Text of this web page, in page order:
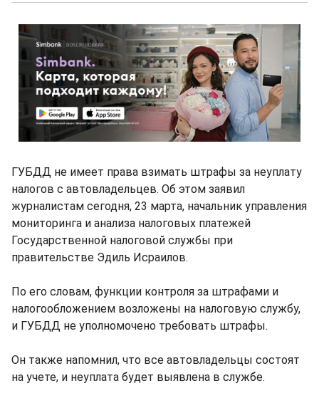
ГУБДД не имеет права взимать штрафы за неуплату
налогов с автовладельцев. Об этом заявил
журналистам сегодня, 23 марта, начальник управления
мониторинга и анализа налоговых платежей
Государственной налоговой службы при
правительстве Эдиль Исраилов.
По его словам, функции контроля за штрафами и
налогообложением возложены на налоговую службу,
и ГУБДД не уполномочено требовать штрафы.
Он также напомнил, что все автовладельцы состоят
на учете, и неуплата будет выявлена в службе.